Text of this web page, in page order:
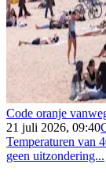
Code oranje
21 juli 2026, 09:40
Temperaturen van
geen uitzondering...